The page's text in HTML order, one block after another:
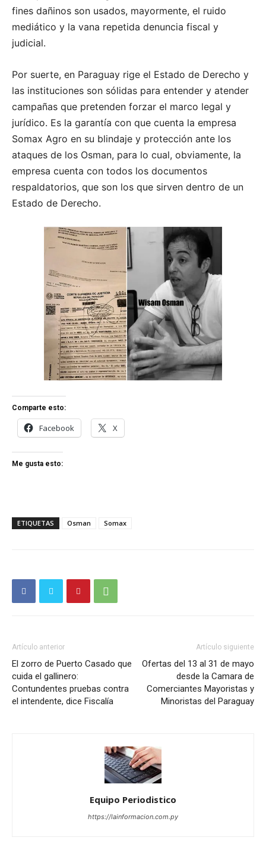
fines dañinos son usados, mayormente, el ruido
mediático y la vana repetida denuncia fiscal y
judicial.
Por suerte, en Paraguay rige el Estado de Derecho y
las instituciones son sólidas para entender y atender
campañas que pretenden forzar el marco legal y
jurídico. Es la garantía con que cuenta la empresa
Somax Agro en su blindaje y protección ante los
ataques de los Osman, para lo cual, obviamente, la
empresa cuenta con todos los documentos
respaldatorios, que son los que sirven dentro de un
Estado de Derecho.
Comparte esto:
Facebook X
Me gusta esto:
ETIQUETAS Osman Somax
Artículo anterior
El zorro de Puerto Casado que
cuida el gallinero:
Contundentes pruebas contra
el intendente, dice Fiscalía
Artículo siguiente
Ofertas del 13 al 31 de mayo
desde la Camara de
Comerciantes Mayoristas y
Minoristas del Paraguay
Equipo Periodistico
https://lainformacion.com.py